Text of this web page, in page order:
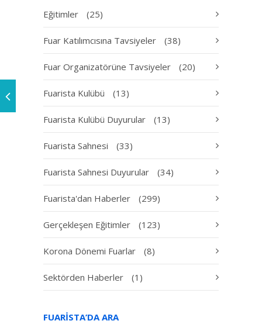
Eğitimler (25)
Fuar Katılımcısına Tavsiyeler (38)
Fuar Organizatörüne Tavsiyeler (20)
Fuarista Kulübü (13)
Fuarista Kulübü Duyurular (13)
Fuarista Sahnesi (33)
Fuarista Sahnesi Duyurular (34)
Fuarista'dan Haberler (299)
Gerçekleşen Eğitimler (123)
Korona Dönemi Fuarlar (8)
Sektörden Haberler (1)
FUARISTA’DA ARA